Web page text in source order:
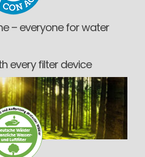
– everyone for water
every filter device